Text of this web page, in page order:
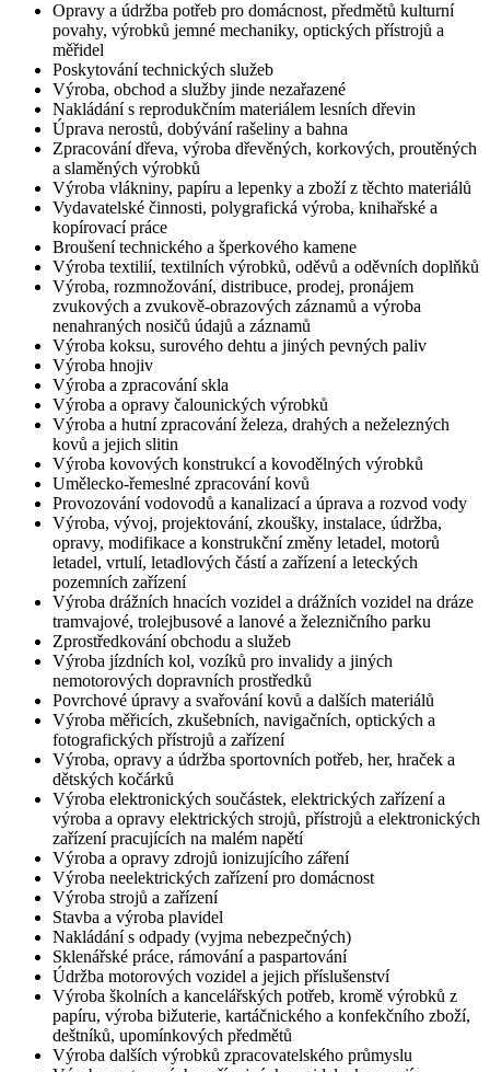
Opravy a údržba potřeb pro domácnost, předmětů kulturní
povahy, výrobků jemné mechaniky, optických přístrojů a
měřidel
Poskytování technických služeb
Výroba, obchod a služby jinde nezařazené
Nakládání s reprodukčním materiálem lesních dřevin
Úprava nerostů, dobývání rašeliny a bahna
Zpracování dřeva, výroba dřevěných, korkových, proutěných
a slaměných výrobků
Výroba vlákniny, papíru a lepenky a zboží z těchto materiálů
Vydavatelské činnosti, polygrafická výroba, knihařské a
kopírovací práce
Broušení technického a šperkového kamene
Výroba textilií, textilních výrobků, oděvů a oděvních doplňků
Výroba, rozmnožování, distribuce, prodej, pronájem
zvukových a zvukově-obrazových záznamů a výroba
nenahraných nosičů údajů a záznamů
Výroba koksu, surového dehtu a jiných pevných paliv
Výroba hnojiv
Výroba a zpracování skla
Výroba a opravy čalounických výrobků
Výroba a hutní zpracování železa, drahých a neželezných
kovů a jejich slitin
Výroba kovových konstrukcí a kovodělných výrobků
Umělecko-řemeslné zpracování kovů
Provozování vodovodů a kanalizací a úprava a rozvod vody
Výroba, vývoj, projektování, zkoušky, instalace, údržba,
opravy, modifikace a konstrukční změny letadel, motorů
letadel, vrtulí, letadlových částí a zařízení a leteckých
pozemních zařízení
Výroba drážních hnacích vozidel a drážních vozidel na dráze
tramvajové, trolejbusové a lanové a železničního parku
Zprostředkování obchodu a služeb
Výroba jízdních kol, vozíků pro invalidy a jiných
nemotorových dopravních prostředků
Povrchové úpravy a svařování kovů a dalších materiálů
Výroba měřicích, zkušebních, navigačních, optických a
fotografických přístrojů a zařízení
Výroba, opravy a údržba sportovních potřeb, her, hraček a
dětských kočárků
Výroba elektronických součástek, elektrických zařízení a
výroba a opravy elektrických strojů, přístrojů a elektronických
zařízení pracujících na malém napětí
Výroba a opravy zdrojů ionizujícího záření
Výroba neelektrických zařízení pro domácnost
Výroba strojů a zařízení
Stavba a výroba plavidel
Nakládání s odpady (vyjma nebezpečných)
Sklenářské práce, rámování a paspartování
Údržba motorových vozidel a jejich příslušenství
Výroba školních a kancelářských potřeb, kromě výrobků z
papíru, výroba bižuterie, kartáčnického a konfekčního zboží,
deštníků, upomínkových předmětů
Výroba dalších výrobků zpracovatelského průmyslu